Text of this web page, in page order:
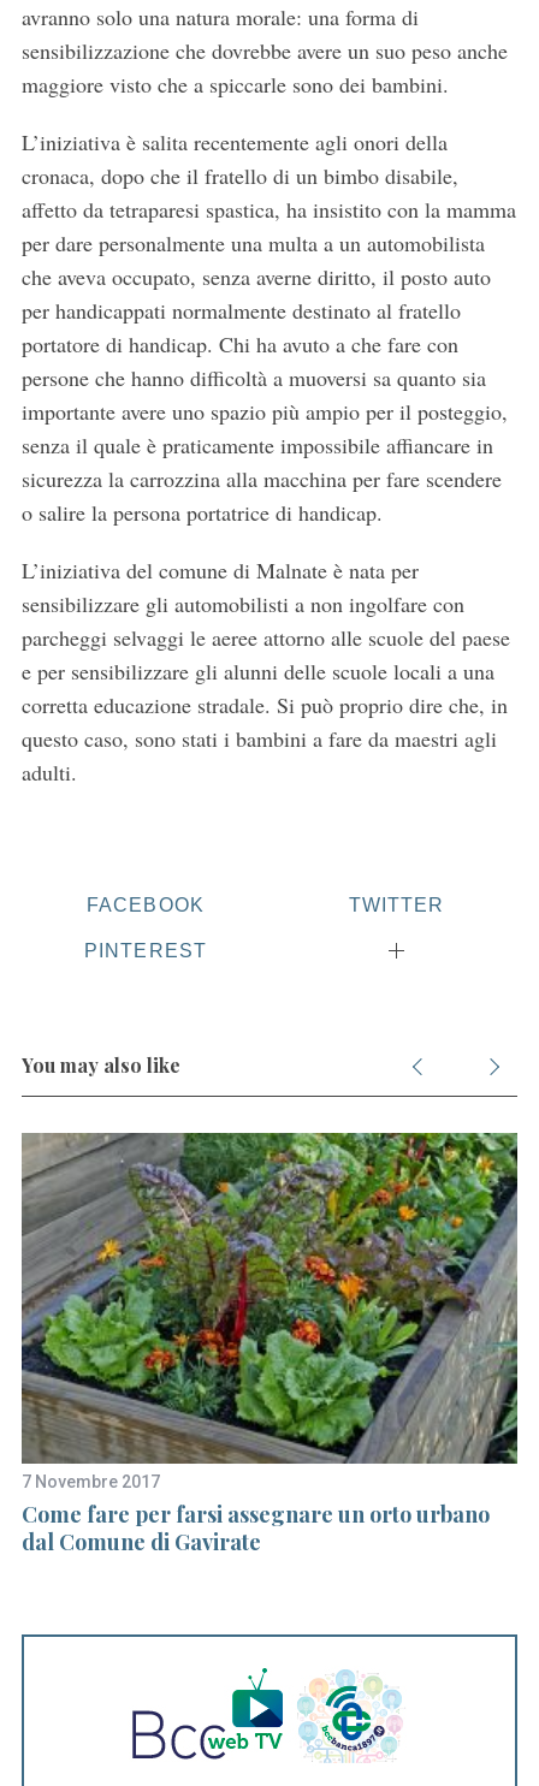
avranno solo una natura morale: una forma di
sensibilizzazione che dovrebbe avere un suo peso anche
maggiore visto che a spiccarle sono dei bambini.
L’iniziativa è salita recentemente agli onori della
cronaca, dopo che il fratello di un bimbo disabile,
affetto da tetraparesi spastica, ha insistito con la mamma
per dare personalmente una multa a un automobilista
che aveva occupato, senza averne diritto, il posto auto
per handicappati normalmente destinato al fratello
portatore di handicap. Chi ha avuto a che fare con
persone che hanno difficoltà a muoversi sa quanto sia
importante avere uno spazio più ampio per il posteggio,
senza il quale è praticamente impossibile affiancare in
sicurezza la carrozzina alla macchina per fare scendere
o salire la persona portatrice di handicap.
L’iniziativa del comune di Malnate è nata per
sensibilizzare gli automobilisti a non ingolfare con
parcheggi selvaggi le aeree attorno alle scuole del paese
e per sensibilizzare gli alunni delle scuole locali a una
corretta educazione stradale. Si può proprio dire che, in
questo caso, sono stati i bambini a fare da maestri agli
adulti.
FACEBOOK TWITTER
PINTEREST
You may also like
7 Novembre 2017
Come fare per farsi assegnare un orto urbano
dal Comune di Gavirate
S
e
a
f